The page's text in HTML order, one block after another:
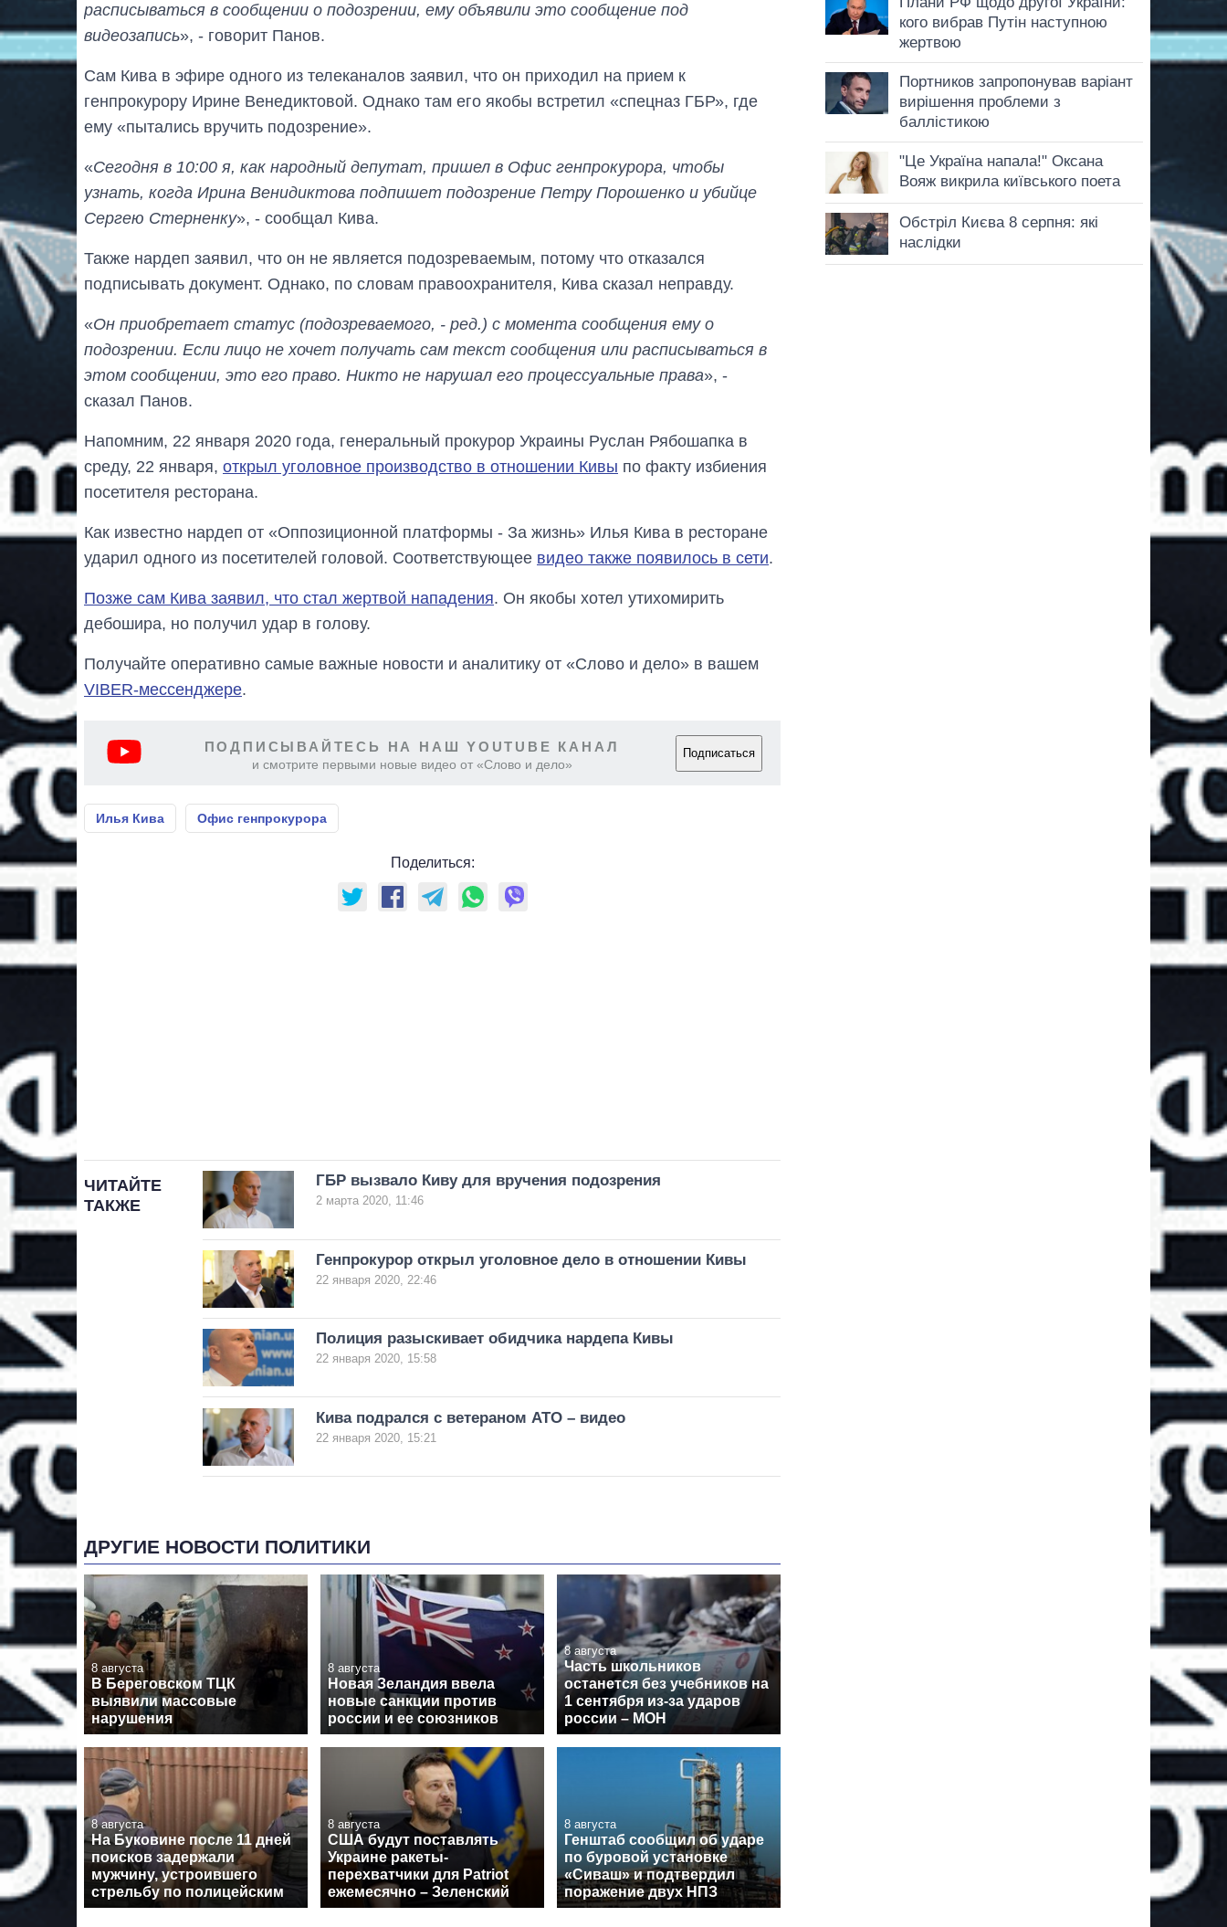
расписываться в сообщении о подозрении, ему объявили это сообщение под
видеозапись», - говорит Панов.
Сам Кива в эфире одного из телеканалов заявил, что он приходил на прием к
генпрокурору Ирине Венедиктовой. Однако там его якобы встретил «спецназ ГБР», где
ему «пытались вручить подозрение».
«Сегодня в 10:00 я, как народный депутат, пришел в Офис генпрокурора, чтобы
узнать, когда Ирина Венидиктова подпишет подозрение Петру Порошенко и убийце
Сергею Стерненку», - сообщал Кива.
Также нардеп заявил, что он не является подозреваемым, потому что отказался
подписывать документ. Однако, по словам правоохранителя, Кива сказал неправду.
«Он приобретает статус (подозреваемого, - ред.) с момента сообщения ему о
подозрении. Если лицо не хочет получать сам текст сообщения или расписываться в
этом сообщении, это его право. Никто не нарушал его процессуальные права», -
сказал Панов.
Напомним, 22 января 2020 года, генеральный прокурор Украины Руслан Рябошапка в
среду, 22 января, открыл уголовное производство в отношении Кивы по факту избиения
посетителя ресторана.
Как известно нардеп от «Оппозиционной платформы - За жизнь» Илья Кива в ресторане
ударил одного из посетителей головой. Соответствующее видео также появилось в сети.
Позже сам Кива заявил, что стал жертвой нападения. Он якобы хотел утихомирить
дебошира, но получил удар в голову.
Получайте оперативно самые важные новости и аналитику от «Слово и дело» в вашем
VIBER-мессенджере.
ПОДПИСЫВАЙТЕСЬ НА НАШ YOUTUBE КАНАЛ
и смотрите первыми новые видео от «Слово и дело»
Подписаться
Илья Кива Офис генпрокурора
Поделиться:
ЧИТАЙТЕ
ТАКЖЕ
ГБР вызвало Киву для вручения подозрения
2 марта 2020, 11:46
Генпрокурор открыл уголовное дело в отношении Кивы
22 января 2020, 22:46
Полиция разыскивает обидчика нардепа Кивы
22 января 2020, 15:58
Кива подрался с ветераном АТО – видео
22 января 2020, 15:21
ДРУГИЕ НОВОСТИ ПОЛИТИКИ
8 августа
В Береговском ТЦК
выявили массовые
нарушения
8 августа
Новая Зеландия ввела
новые санкции против
россии и ее союзников
8 августа
Часть школьников
останется без учебников на
1 сентября из-за ударов
россии – МОН
8 августа
На Буковине после 11 дней
поисков задержали
мужчину, устроившего
стрельбу по полицейским
8 августа
США будут поставлять
Украине ракеты-
перехватчики для Patriot
ежемесячно – Зеленский
8 августа
Генштаб сообщил об ударе
по буровой установке
«Сиваш» и подтвердил
поражение двух НПЗ